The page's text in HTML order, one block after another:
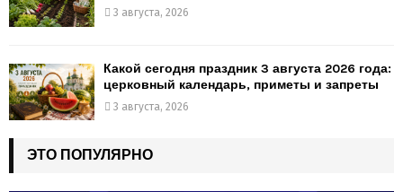
3 августа, 2026
Какой сегодня праздник 3 августа 2026 года:
церковный календарь, приметы и запреты
3 августа, 2026
ЭТО ПОПУЛЯРНО